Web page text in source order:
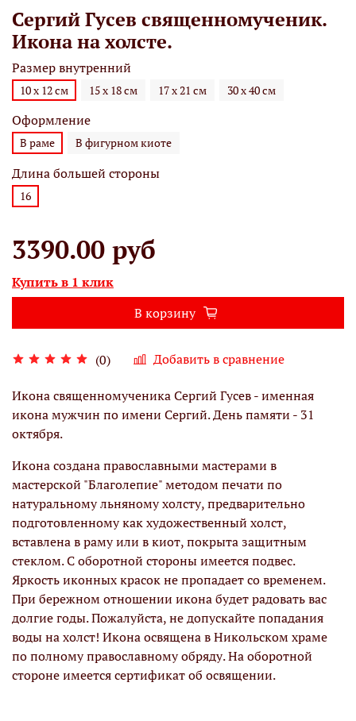
Сергий Гусев священномученик.
Икона на холсте.
(0) Добавить в сравнение
Размер внутренний
10 х 12 см 15 х 18 см 17 х 21 см 30 х 40 см
Оформление
В раме В фигурном киоте
Длина большей стороны
16
3390.00 руб
Купить в 1 клик
В корзину
Икона священномученика Сергий Гусев - именная
икона мужчин по имени Сергий. День памяти - 31
октября.
Икона создана православными мастерами в
мастерской "Благолепие" методом печати по
натуральному льняному холсту, предварительно
подготовленному как художественный холст,
вставлена в раму или в киот, покрыта защитным
стеклом. С оборотной стороны имеется подвес.
Яркость иконных красок не пропадает со временем.
При бережном отношении икона будет радовать вас
долгие годы. Пожалуйста, не допускайте попадания
воды на холст! Икона освящена в Никольском храме
по полному православному обряду. На оборотной
стороне имеется сертификат об освящении.